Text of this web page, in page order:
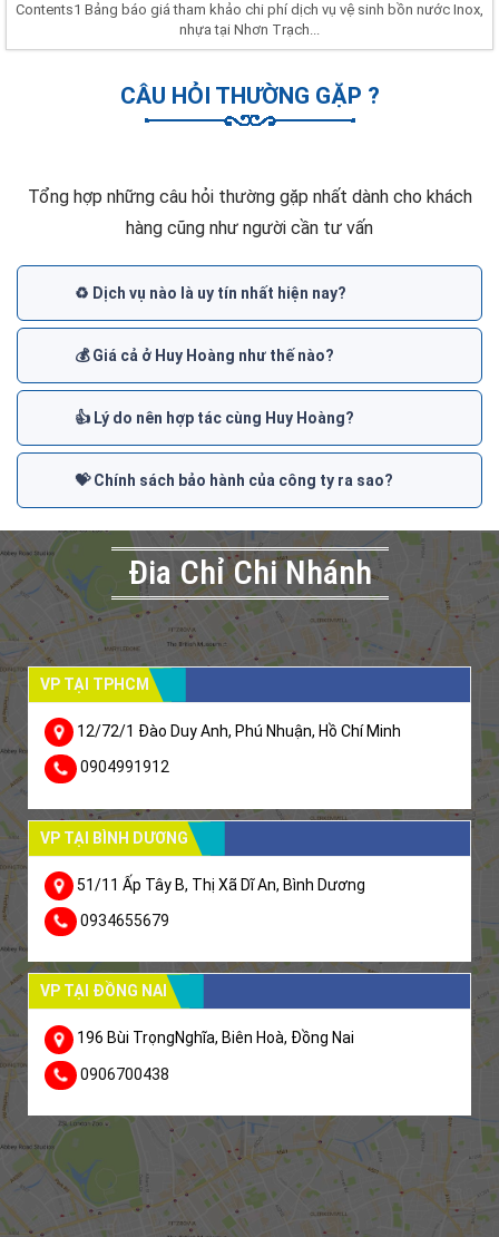
Contents1 Bảng báo giá tham khảo chi phí dịch vụ vệ sinh bồn nước Inox,
nhựa tại Nhơn Trạch...
CÂU HỎI THƯỜNG GẶP ?
Tổng hợp những câu hỏi thường gặp nhất dành cho khách
hàng cũng như người cần tư vấn
♻️ Dịch vụ nào là uy tín nhất hiện nay?
💰 Giá cả ở Huy Hoàng như thế nào?
👍 Lý do nên hợp tác cùng Huy Hoàng?
💝 Chính sách bảo hành của công ty ra sao?
Đia Chỉ Chi Nhánh
VP TẠI TPHCM
12/72/1 Đào Duy Anh, Phú Nhuận, Hồ Chí Minh
0904991912
VP TẠI BÌNH DƯƠNG
51/11 Ấp Tây B, Thị Xã Dĩ An, Bình Dương
0934655679
VP TẠI ĐỒNG NAI
196 Bùi TrọngNghĩa, Biên Hoà, Đồng Nai
0906700438